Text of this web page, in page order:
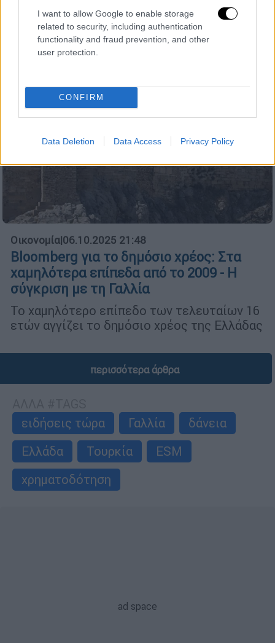
I want to allow Google to enable storage
related to security, including authentication
functionality and fraud prevention, and other
user protection.
CONFIRM
Data Deletion Data Access Privacy Policy
στα ακίνητα και τι εξασφαλίζει
Οικονομία|06.10.2025 21:48
Bloomberg για το δημόσιο χρέος: Στα
χαμηλότερα επίπεδα από το 2009 - Η
σύγκριση με τη Γαλλία
Το χαμηλότερο επίπεδο των τελευταίων 16
ετών αγγίζει το δημόσιο χρέος της Ελλάδας
περισσότερα άρθρα
ειδήσεις τώρα
Γαλλία
δάνεια
Ελλάδα
Τουρκία
ESM
χρηματοδότηση